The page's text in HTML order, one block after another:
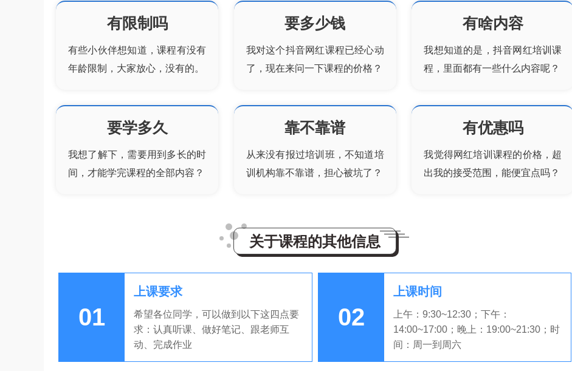
有限制吗
有些小伙伴想知道，课程有没有
年龄限制，大家放心，没有的。
要多少钱
我对这个抖音网红课程已经心动
了，现在来问一下课程的价格？
有啥内容
我想知道的是， 抖音网红培训课
程，里面都有一些什么内容呢？
要学多久
我想了解下，需要用到多长的时
间，才能学完课程的全部内容？
靠不靠谱
从来没有报过培训班，不知道培
训机构靠不靠谱，担心被坑了？
有优惠吗
我觉得网红培训课程的价格，超
出我的接受范围，能便宜点吗？
关于课程的其他信息
01
上课要求
希望各位同学，可以做到以下这四点要
求：认真听课、做好笔记、跟老师互
动、完成作业
02
上课时间
上午：9:30~12:30；下午：
14:00~17:00；晚上：19:00~21:30；时
间：周一到周六